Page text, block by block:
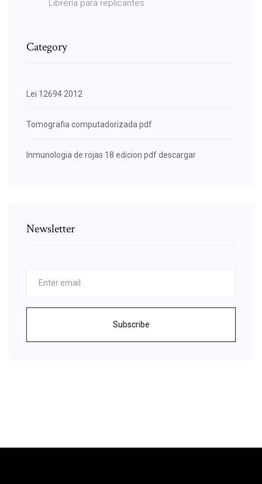
Librería para replicantes.
Category
Lei 12694 2012
Tomografia computadorizada pdf
Inmunologia de rojas 18 edicion pdf descargar
Newsletter
Subscribe